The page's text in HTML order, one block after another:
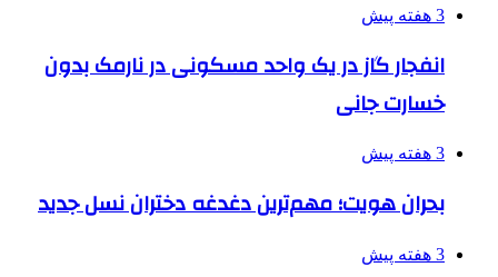
3 هفته پیش
انفجار گاز در یک واحد مسکونی در نارمک بدون
خسارت جانی
3 هفته پیش
بحران هویت؛ مهم‌ترین دغدغه دختران نسل جدید
3 هفته پیش